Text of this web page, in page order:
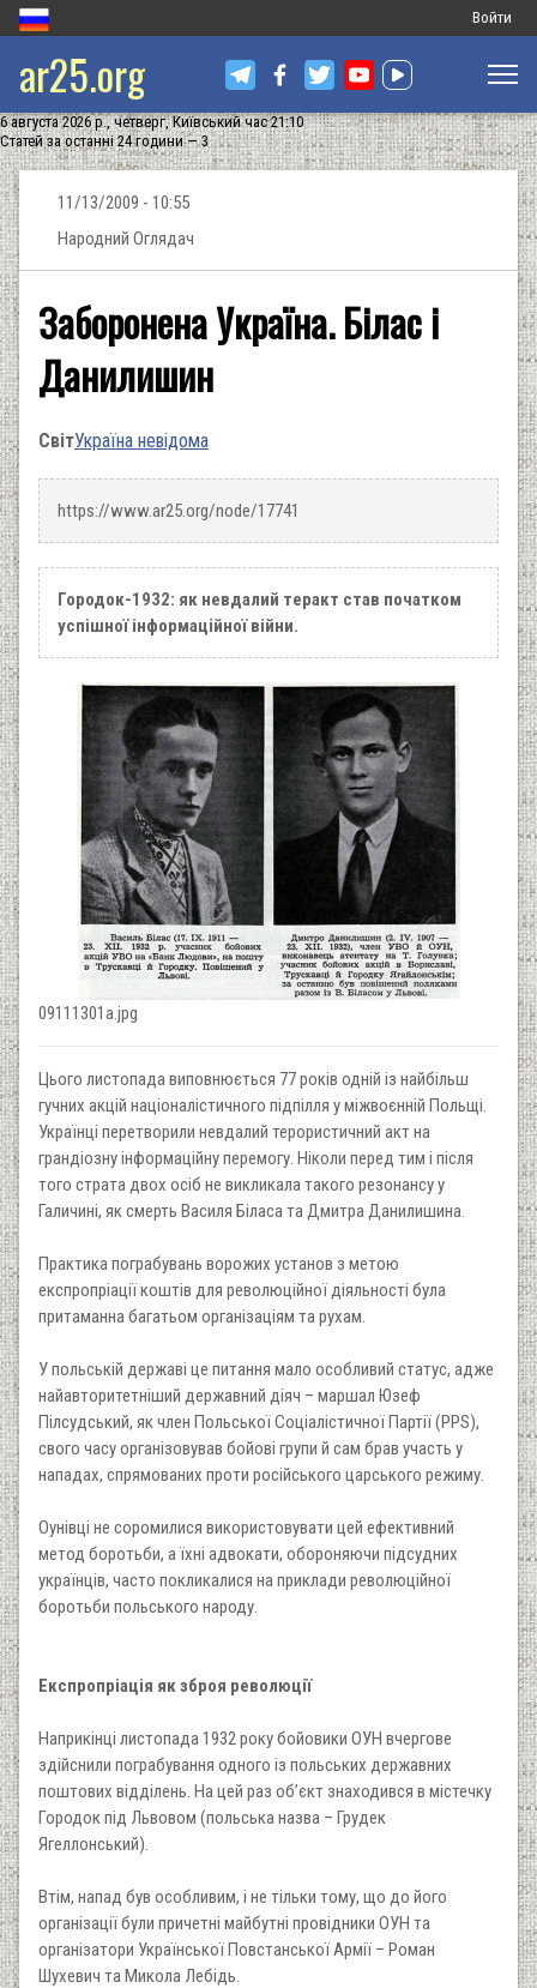
Меню
запису
Войти
ar25.org
6 августа 2026 р., четверг, Київський час 21:10
Статей за останні 24 години — 3
11/13/2009 - 10:55
Народний Оглядач
Заборонена Україна. Білас і
Данилишин
СвітУкраїна невідома
https://www.ar25.org/node/17741
Городок-1932: як невдалий теракт став початком
успішної інформаційної війни.
09111301a.jpg
Цього листопада виповнюється 77 років одній із найбільш
гучних акцій націоналістичного підпілля у міжвоєнній Польщі.
Українці перетворили невдалий терористичний акт на
грандіозну інформаційну перемогу. Ніколи перед тим і після
того страта двох осіб не викликала такого резонансу у
Галичині, як смерть Василя Біласа та Дмитра Данилишина.
Практика пограбувань ворожих установ з метою
експропріації коштів для революційної діяльності була
притаманна багатьом організаціям та рухам.
У польській державі це питання мало особливий статус, адже
найавторитетніший державний діяч – маршал Юзеф
Пілсудський, як член Польської Соціалістичної Партії (PPS),
свого часу організовував бойові групи й сам брав участь у
нападах, спрямованих проти російського царського режиму.
Оунівці не соромилися використовувати цей ефективний
метод боротьби, а їхні адвокати, обороняючи підсудних
українців, часто покликалися на приклади революційної
боротьби польського народу.
Експропріація як зброя революції
Наприкінці листопада 1932 року бойовики ОУН вчергове
здійснили пограбування одного із польських державних
поштових відділень. На цей раз об’єкт знаходився в містечку
Городок під Львовом (польська назва – Грудек
Ягеллонський).
Втім, напад був особливим, і не тільки тому, що до його
організації були причетні майбутні провідники ОУН та
організатори Української Повстанської Армії – Роман
Шухевич та Микола Лебідь.